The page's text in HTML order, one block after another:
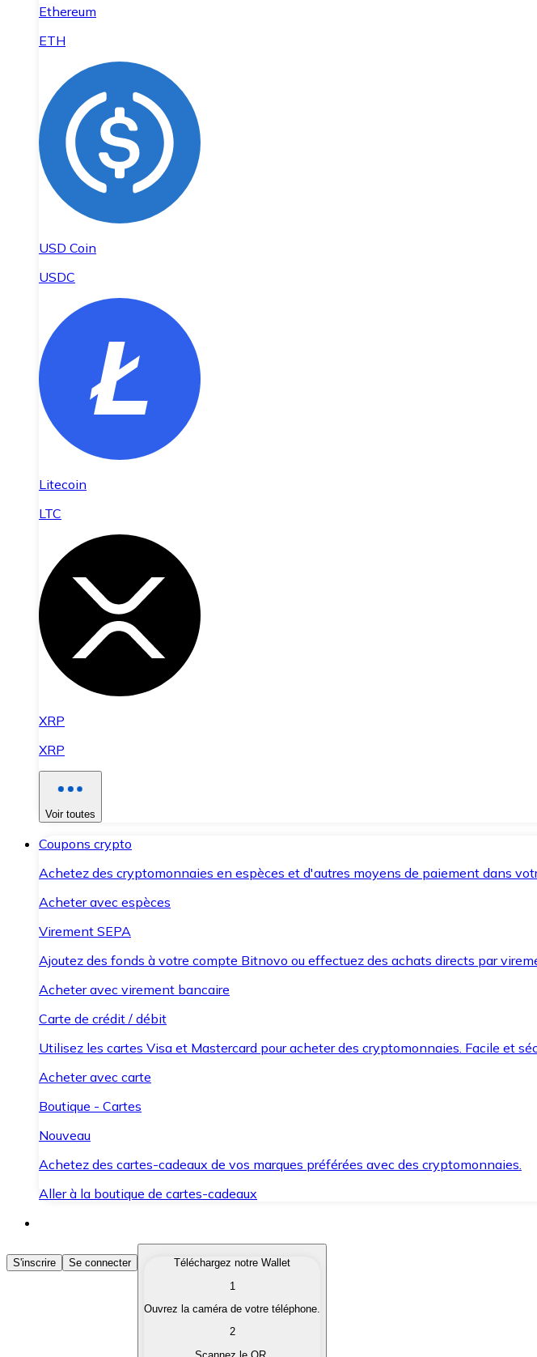
Ethereum
ETH
USD Coin
USDC
Litecoin
LTC
XRP
XRP
Voir toutes
Coupons crypto
Achetez des cryptomonnaies en espèces et d'autres moyens de paiement dans
Acheter avec espèces
Virement SEPA
Ajoutez des fonds à votre compte Bitnovo ou effectuez des achats directs par
Acheter avec virement bancaire
Carte de crédit / débit
Utilisez les cartes Visa et Mastercard pour acheter des cryptomonnaies. Facile et
Acheter avec carte
Boutique - Cartes
Nouveau
Achetez des cartes-cadeaux de vos marques préférées avec des cryptomonnaies.
Aller à la boutique de cartes-cadeaux
Acheter des Cryptomonnaies
Achetez les cryptomonnaies qui vous intéressent rapidement et en toute sécurité.
Convertissez vos cryptomonnaies en monnaie fiduciaire lorsque vous en avez besoin.
S'inscrire Se connecter
Téléchargez notre Wallet
1
Ouvrez la caméra de votre téléphone.
2